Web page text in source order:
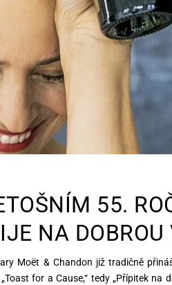
55.
NA DOBROU
Moët & Chandon již tradičně
for a Cause,“ tedy „Přípitek na